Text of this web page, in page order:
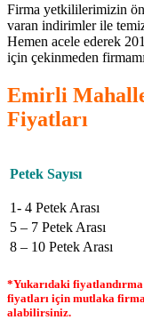
Firma yetkililerimizin
varan indirimler ile
Hemen acele ederek
için çekinmeden
Emirli
Fiyatları
Petek Sayısı
1- 4 Petek Arası
5 – 7 Petek Arası
8 – 10 Petek Arası
*Yukarıdaki
fiyatları için mutlaka
alabilirsiniz.